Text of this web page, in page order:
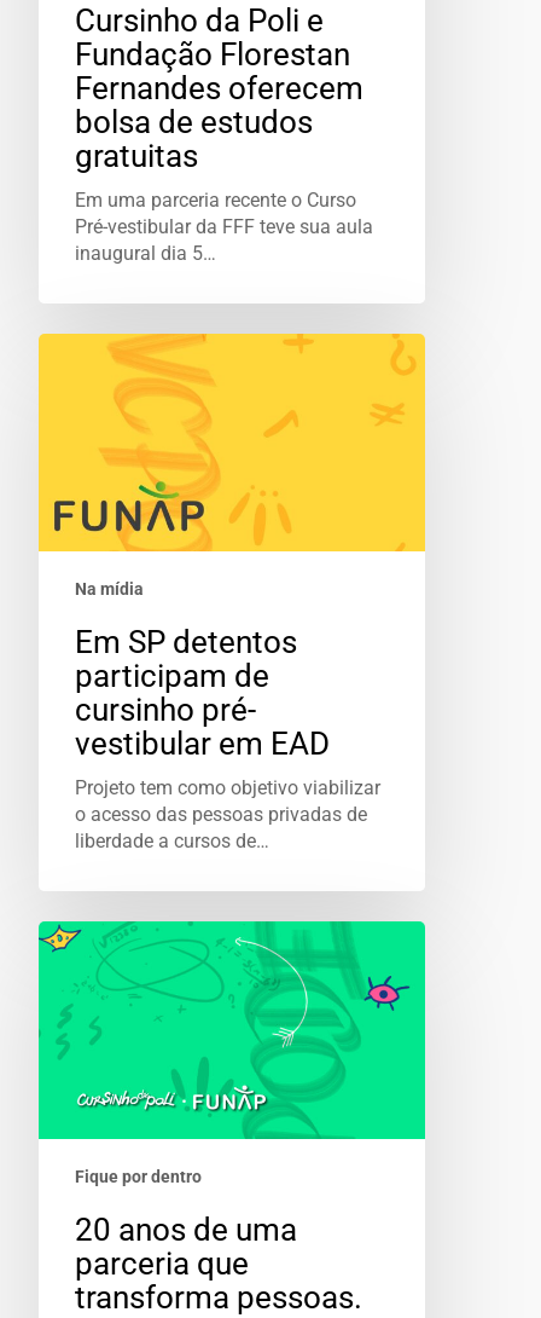
Cursinho da Poli e
Fundação Florestan
Fernandes oferecem
bolsa de estudos
gratuitas
Em uma parceria recente o Curso
Pré-vestibular da FFF teve sua aula
inaugural dia 5…
Na mídia
Em SP detentos
participam de
cursinho pré-
vestibular em EAD
Projeto tem como objetivo viabilizar
o acesso das pessoas privadas de
liberdade a cursos de…
Fique por dentro
20 anos de uma
parceria que
transforma pessoas.